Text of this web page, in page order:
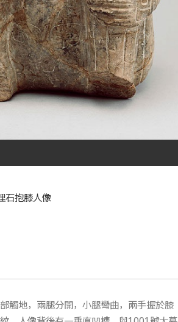
石抱膝人像
觸地，兩腿分開，小腿彎曲，兩手握於膝